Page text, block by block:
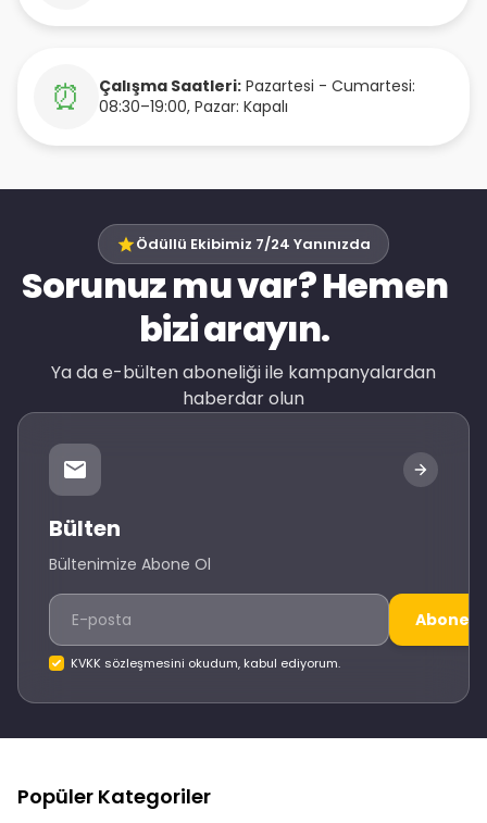
⏰ Çalışma Saatleri: Pazartesi - Cumartesi:
08:30–19:00, Pazar: Kapalı
Ödüllü Ekibimiz 7/24 Yanınızda
Sorunuz mu var? Hemen
bizi arayın.
Ya da e-bülten aboneliği ile kampanyalardan
haberdar olun
Bülten
Bültenimize Abone Ol
Abone
KVKK sözleşmesini okudum, kabul ediyorum.
Popüler Kategoriler